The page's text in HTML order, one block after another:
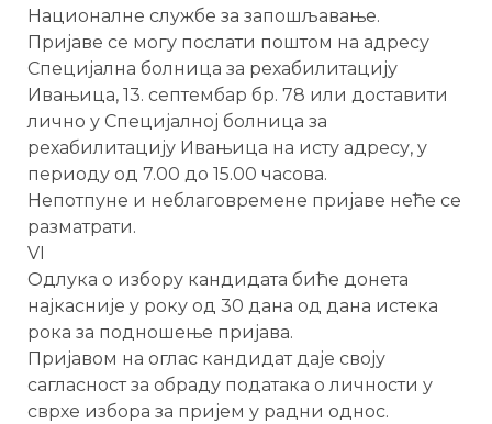
Националне службе за запошљавање.
Пријаве се могу послати поштом на адресу
Специјална болница за рехабилитацију
Ивањица, 13. септембар бр. 78 или доставити
лично у Специјалној болница за
рехабилитацију Ивањица на исту адресу, у
периоду од 7.00 до 15.00 часова.
Непотпуне и неблаговремене пријаве неће се
разматрати.
VI
Одлука о избору кандидата биће донета
најкасније у року од 30 дана од дана истека
рока за подношење пријава.
Пријавом на оглас кандидат даје своју
сагласност за обраду података о личности у
сврхе избора за пријем у радни однос.